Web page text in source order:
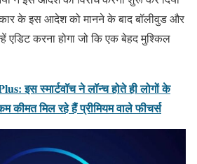
के इस आदेश को मानने के बाद बॉलीवुड और
एडिट करना होगा जो कि एक बेहद मुश्किल
इस स्मार्टवॉच ने लॉन्च होते ही लोगों के
कीमत मिल रहे हैं प्रीमियम वाले फीचर्स